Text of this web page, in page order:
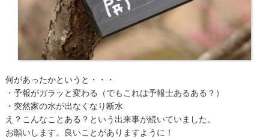
何があったかというと・・・
・予報がガラッと変わる（でもこれは予報士あるある？）
・突然家の水が出なくなり断水
え？こんなことある？という出来事が続いていました。
お願いします。良いことがありますように！